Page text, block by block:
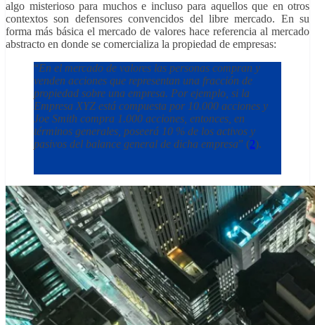
algo misterioso para muchos e incluso para aquellos que en otros
contextos son defensores convencidos del libre mercado. En su
forma más básica el mercado de valores hace referencia al mercado
abstracto en donde se comercializa la propiedad de empresas:
“En el mercado de valores las personas compran y
venden acciones que representan una fracción de
propiedad sobre una empresa. Por ejemplo, si la
Empresa XYZ está compuesta por 10.000 acciones y
Joe Smith compra 1.000 acciones, entonces, en
términos generales, poseerá 10 % de los activos y
pasivos del balance general de dicha empresa” (2).